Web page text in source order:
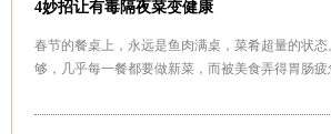
4妙招让有毒隔夜菜变健康
春节的餐桌上，永远是鱼肉满桌，菜肴超量的状
够，几乎每一餐都要做新菜，而被美食弄得胃肠
得毫无食欲，甚至健康指标发生异常[详情]